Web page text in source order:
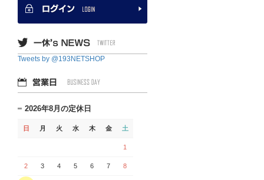
Tweets by @193NETSHOP
2026年8月の定休日
日 月 火 水 木 金 土
1
2 3 4 5 6 7 8